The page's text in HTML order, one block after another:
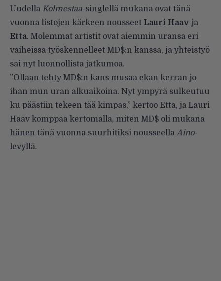
Uudella Kolmestaa-singlellä mukana ovat tänä
vuonna listojen kärkeen nousseet Lauri Haav ja
Etta. Molemmat artistit ovat aiemmin uransa eri
vaiheissa työskennelleet MD$:n kanssa, ja yhteistyö
sai nyt luonnollista jatkumoa.
”Ollaan tehty MD$:n kans musaa ekan kerran jo
ihan mun uran alkuaikoina. Nyt ympyrä sulkeutuu
ku päästiin tekeen tää kimpas,” kertoo Etta, ja Lauri
Haav komppaa kertomalla, miten MD$ oli mukana
hänen tänä vuonna suurhitiksi nousseella Aino-
levyllä.